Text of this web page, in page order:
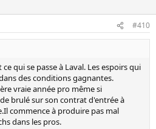
#410
qui se passe à Laval. Les espoirs qui
des conditions gagnantes.
vraie année pro même si
brulé sur son contrat d'entrée à
commence à produire pas mal
dans les pros.